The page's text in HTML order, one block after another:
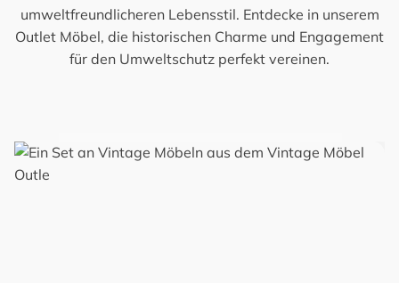
umweltfreundlicheren Lebensstil. Entdecke in unserem
Outlet Möbel, die historischen Charme und Engagement
für den Umweltschutz perfekt vereinen.